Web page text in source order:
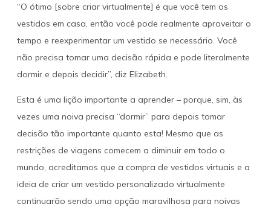
“O ótimo [sobre criar virtualmente] é que você tem os
vestidos em casa, então você pode realmente aproveitar o
tempo e reexperimentar um vestido se necessário. Você
não precisa tomar uma decisão rápida e pode literalmente
dormir e depois decidir”, diz Elizabeth.
Esta é uma lição importante a aprender – porque, sim, às
vezes uma noiva precisa “dormir” para depois tomar
decisão tão importante quanto esta! Mesmo que as
restrições de viagens comecem a diminuir em todo o
mundo, acreditamos que a compra de vestidos virtuais e a
ideia de criar um vestido personalizado virtualmente
continuarão sendo uma opção maravilhosa para noivas